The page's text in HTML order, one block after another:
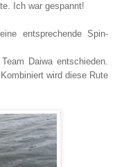
Ich war gespannt!
entsprechende Spin-
Daiwa entschieden.
wird diese Rute